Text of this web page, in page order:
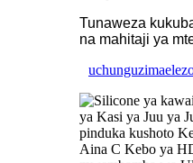
Tunaweza
na mahitaji ya
uchunguzi